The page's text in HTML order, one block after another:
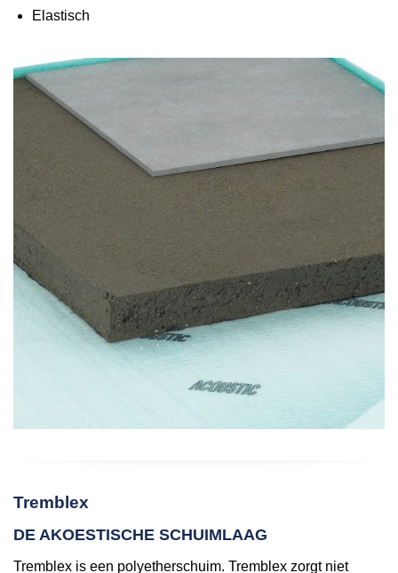
Elastisch
Tremblex
DE AKOESTISCHE SCHUIMLAAG
Tremblex is een polyetherschuim. Tremblex zorgt niet